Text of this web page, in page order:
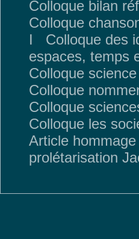
Colloque bilan
Colloque
I Colloque des
espaces, temps
Colloque
Colloque
Colloque
Colloque les
Article
prolétarisation